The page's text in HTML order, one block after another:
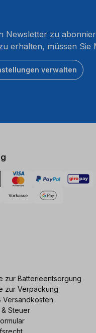
Newsletter zu
erhalten, müssen Sie
verwalten
zur Batterieentsorgung
zur Verpackung
Versandkosten
Steuer